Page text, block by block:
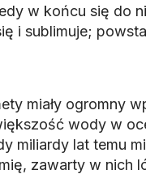
w końcu się do
i sublimuje;
miały ogromny
wody w
miliardy lat temu
zawarty w nich